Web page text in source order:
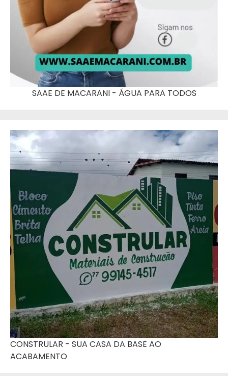
SAAE DE MACARANI - ÁGUA PARA TODOS
CONSTRULAR - SUA CASA DA BASE AO
ACABAMENTO